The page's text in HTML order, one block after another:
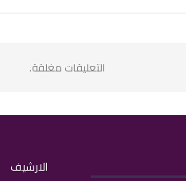
التعليقات مغلقة.
الارشيف